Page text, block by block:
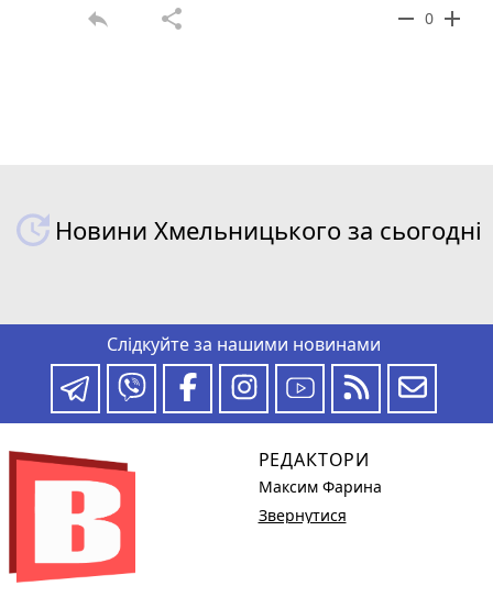
reply share remove 0 add
Новини Хмельницького за сьогодні
Слідкуйте за нашими новинами
РЕДАКТОРИ
Максим Фарина
Звернутися